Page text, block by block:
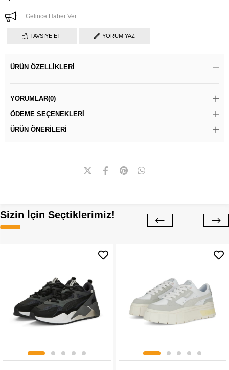
Gelince Haber Ver
TAVSIYE ET YORUM YAZ
ÜRÜN ÖZELLIKLERI
YORUMLAR(0)
ÖDEME SEÇENEKLERI
ÜRÜN ÖNERILERI
Sizin İçin Seçtiklerimiz!